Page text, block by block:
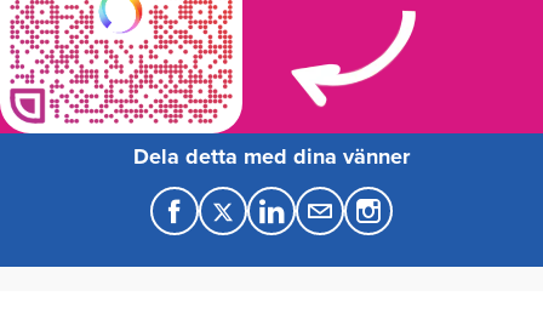
Dela detta med dina vänner
F
a
T
w
L
i
M
a